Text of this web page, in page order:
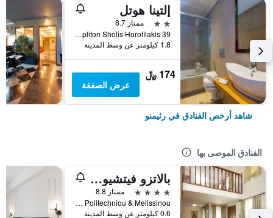
إلتينا هوتل
2 نجمتين
ممتاز 8.7
39 Opliton Sholis Horofilakis, رثيمنو, اليونان
1.8 كيلومتر عن وسط المدينة
174 ﷼
عرض الصفقة
شاهد أرخص الفنادق في رثيمنو
الفنادق الموصى بها
بالاتزو فيتشيون إكسكلوسيف ريزيدانس
4 نجوم
ممتاز 8.8
Iroon Politechniou & Melissinou, رثيمنو, اليونان
0.6 كيلومتر عن وسط المدينة